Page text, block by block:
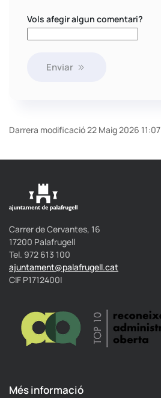
Vols afegir algun comentari?
Enviar
Darrera modificació 22 Maig 2026 11:07
Carrer de Cervantes, 16
17200 Palafrugell
Tel. 972 613 100
ajuntament@palafrugell.cat
CIF P1712400I
Més informació